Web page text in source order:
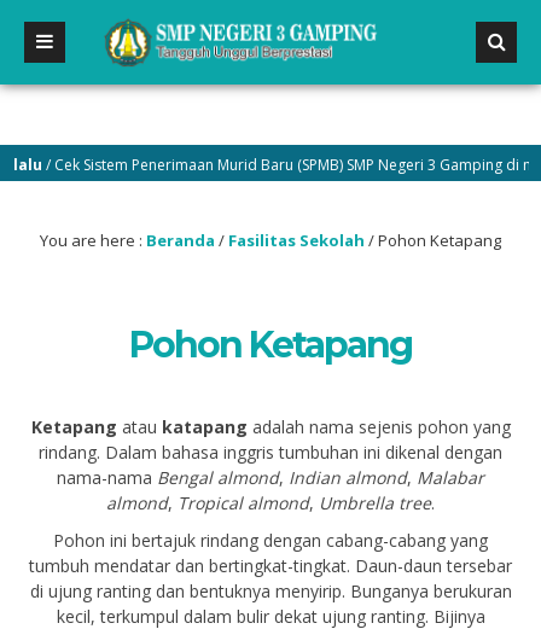
/ Cek Sistem Penerimaan Murid Baru (SPMB) SMP Negeri 3 Gamping di
You are here : Beranda / Fasilitas Sekolah /Pohon Ketapang
Pohon Ketapang
Ketapang atau katapang adalah nama sejenis pohon yang
rindang. Dalam bahasa inggris tumbuhan ini dikenal dengan
nama-nama Bengal almond, Indian almond, Malabar
almond, Tropical almond, Umbrella tree.
Pohon ini bertajuk rindang dengan cabang-cabang yang
tumbuh mendatar dan bertingkat-tingkat. Daun-daun tersebar
di ujung ranting dan bentuknya menyirip. Bunganya berukuran
kecil, terkumpul dalam bulir dekat ujung ranting. Bijinya